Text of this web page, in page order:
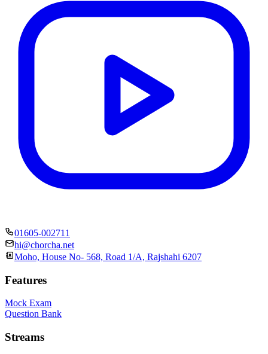
01605-002711
hi@chorcha.net
Moho, House No- 568, Road 1/A, Rajshahi 6207
Features
Mock Exam
Question Bank
Streams